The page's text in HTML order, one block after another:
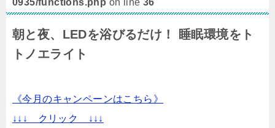
朝と夜、LEDを浴びるだけ！ 睡眠環境をト
トノエライト
《今月のキャンペーンはこちら》
↓↓↓ クリック ↓↓↓